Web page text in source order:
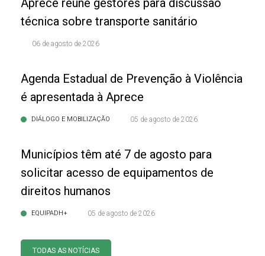
Aprece reúne gestores para discussão
técnica sobre transporte sanitário
06 de agosto de 2026
Agenda Estadual de Prevenção à Violência
é apresentada à Aprece
DIÁLOGO E MOBILIZAÇÃO 05 de agosto de 2026
Municípios têm até 7 de agosto para
solicitar acesso de equipamentos de
direitos humanos
EQUIPADH+ 05 de agosto de 2026
TODAS AS NOTÍCIAS